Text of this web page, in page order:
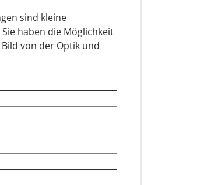
sind kleine
haben die Möglichkeit
von der Optik und